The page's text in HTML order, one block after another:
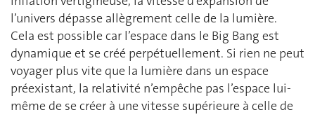
l’univers dépasse allègrement celle de la lumière.
Cela est possible car l’espace dans le Big Bang est
dynamique et se créé perpétuellement. Si rien ne peut
voyager plus vite que la lumière dans un espace
préexistant, la relativité n’empêche pas l’espace lui-
même de se créer à une vitesse supérieure à celle de